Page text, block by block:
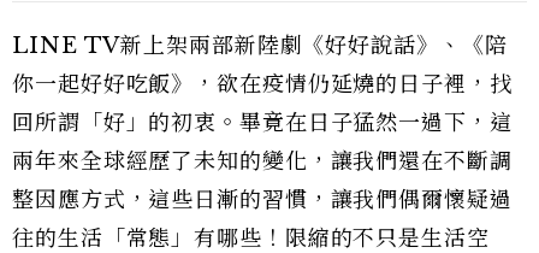
LINE TV新上架兩部新陸劇《好好說話》、《陪
你一起好好吃飯》，欲在疫情仍延燒的日子裡，找
回所謂「好」的初衷。畢竟在日子猛然一過下，這
兩年來全球經歷了未知的變化，讓我們還在不斷調
整因應方式，這些日漸的習慣，讓我們偶爾懷疑過
往的生活「常態」有哪些！限縮的不只是生活空